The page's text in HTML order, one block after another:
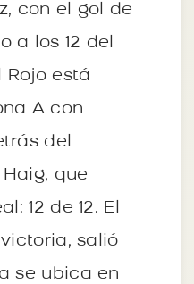
con el gol de
a los 12 del
Rojo está
A con
del
que
12 de 12. El
victoria, salió
se ubica en